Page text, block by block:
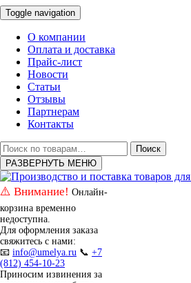
Toggle navigation
О компании
Оплата и доставка
Прайс-лист
Новости
Статьи
Отзывы
Партнерам
Контакты
Искать:
Поиск
РАЗВЕРНУТЬ МЕНЮ
⚠️ Внимание! Онлайн-
корзина временно
недоступна.
Для оформления заказа
свяжитесь с нами:
📧 info@umelya.ru 📞 +7
(812) 454-10-23
Приносим извинения за